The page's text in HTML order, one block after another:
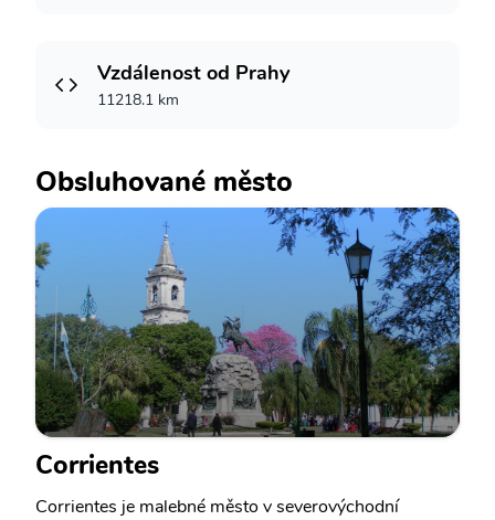
Vzdálenost od Prahy
11218.1 km
Obsluhované město
Corrientes
Corrientes je malebné město v severovýchodní